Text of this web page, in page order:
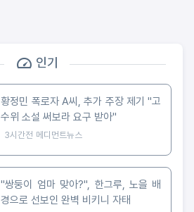
인기
황정민 폭로자 A씨, 추가 주장 제기 "고
수위 소설 써보라 요구 받아"
3시간전 메디먼트뉴스
"쌍둥이 엄마 맞아?", 한그루, 노을 배
경으로 선보인 완벽 비키니 자태